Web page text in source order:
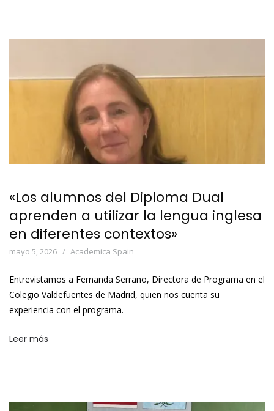
«Los alumnos del Diploma Dual
aprenden a utilizar la lengua inglesa
en diferentes contextos»
mayo 5, 2026 Academica Spain
Entrevistamos a Fernanda Serrano, Directora de Programa en el
Colegio Valdefuentes de Madrid, quien nos cuenta su
experiencia con el programa.
Leer más